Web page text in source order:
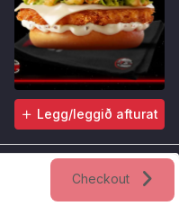
Legg/leggið afturat
Checkout